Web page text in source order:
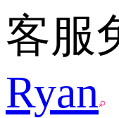
客服
Ryan